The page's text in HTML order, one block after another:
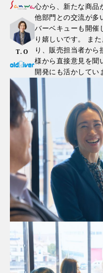
心から、新たな商品
T.O
他部門との交流が多
バーベキューも開催
り嬉しいです。 ま
り、販売担当者から
様から直接意見を聞
開発にも活かしてい